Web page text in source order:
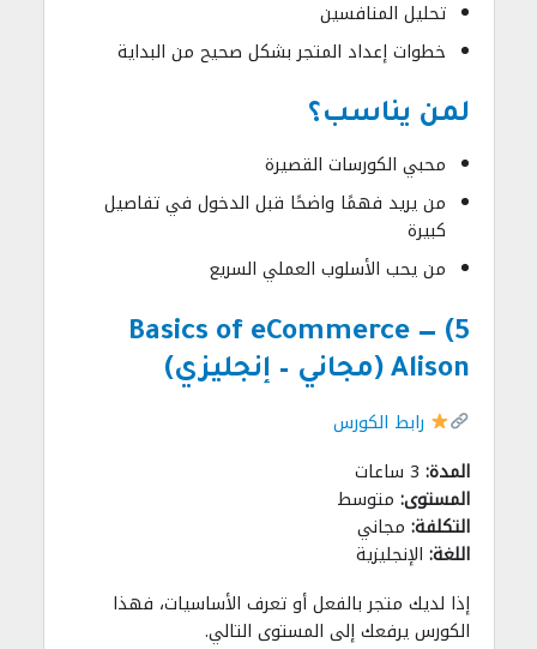
تحليل المنافسين
خطوات إعداد المتجر بشكل صحيح من البداية
لمن يناسب؟
محبي الكورسات القصيرة
من يريد فهمًا واضحًا قبل الدخول في تفاصيل
كبيرة
من يحب الأسلوب العملي السريع
5) Basics of eCommerce —
Alison (مجاني – إنجليزي)
رابط الكورس
المدة:
المستوى: متوسط
التكلفة: مجاني
اللغة: الإنجليزية
إذا لديك متجر بالفعل أو تعرف الأساسيات، فهذا
الكورس يرفعك إلى المستوى التالي.